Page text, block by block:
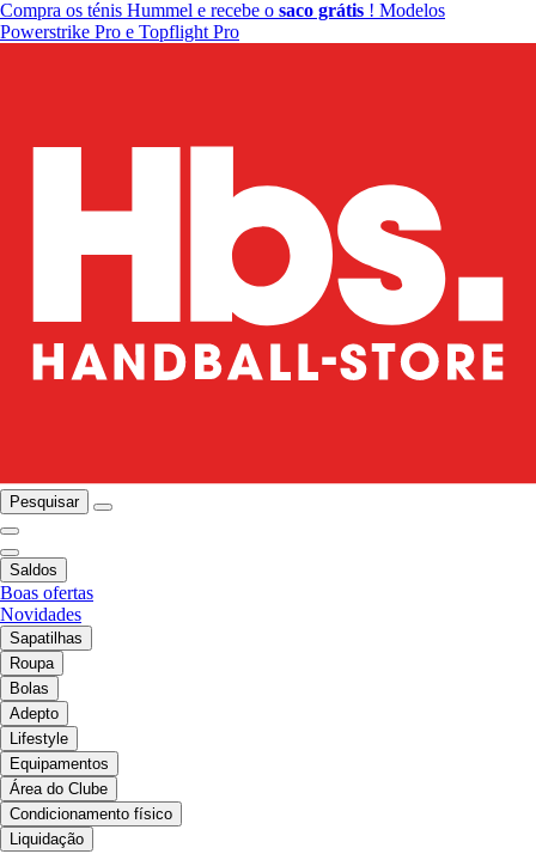
Compra os ténis Hummel e recebe o saco grátis ! Modelos
Powerstrike Pro e Topflight Pro
Pesquisar
Saldos
Boas ofertas
Novidades
Sapatilhas
Roupa
Bolas
Adepto
Lifestyle
Equipamentos
Área do Clube
Condicionamento físico
Liquidação